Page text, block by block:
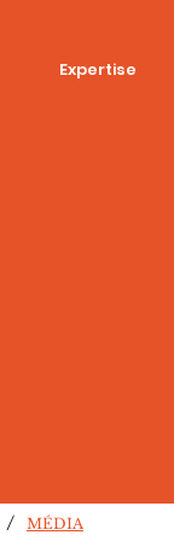
Expertise
/ MÉDIA